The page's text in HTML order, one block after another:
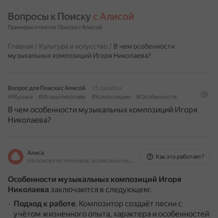
Вопросы к Поиску с Алисой
Примеры ответов Поиска с Алисой
Главная / Культура и искусство / В чем особенности
музыкальных композиций Игоря Николаева?
Вопрос для Поиска с Алисой
15 декабря
#Музыка
#ИгорьНиколаев #Композиции #Особенности
В чем особенности музыкальных композиций Игоря
Николаева?
Алиса
На основе источников, возможны неточности
Как это работает?
Особенности музыкальных композиций Игоря
Николаева заключаются в следующем:
Подход к работе. Композитор создаёт песни с
учётом жизненного опыта, характера и особенностей